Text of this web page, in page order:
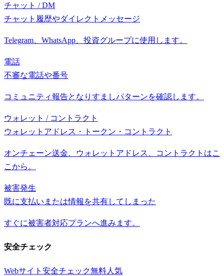
チャット / DM
チャット履歴やダイレクトメッセージ
Telegram、WhatsApp、投資グループに使用します。
電話
不審な電話や番号
コミュニティ報告となりすましパターンを確認します。
ウォレット / コントラクト
ウォレットアドレス・トークン・コントラクト
オンチェーン送金、ウォレットアドレス、コントラクトはこ
こから。
被害発生
既に支払いまたは情報を共有してしまった
すぐに被害者対応プランへ進みます。
安全チェック
Webサイト安全チェック無料人気